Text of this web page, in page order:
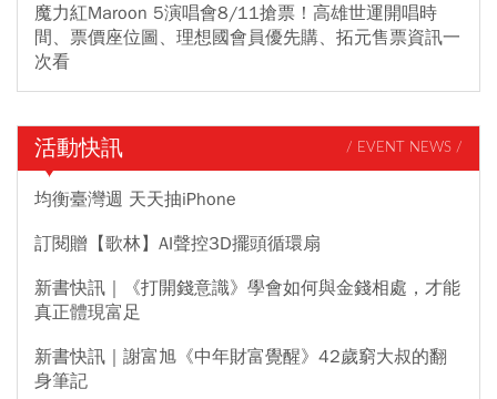
魔力紅Maroon 5演唱會8/11搶票！高雄世運開唱時
間、票價座位圖、理想國會員優先購、拓元售票資訊一
次看
活動快訊 / EVENT NEWS /
均衡臺灣週 天天抽iPhone
訂閱贈【歌林】AI聲控3D擺頭循環扇
新書快訊｜《打開錢意識》學會如何與金錢相處，才能
真正體現富足
新書快訊｜謝富旭《中年財富覺醒》42歲窮大叔的翻
身筆記